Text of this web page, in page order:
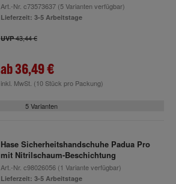
Art.-Nr. c73573637(5 Varianten verfügbar)
Lieferzeit: 3-5 Arbeitstage
UVP43,44 €
ab36,49 €
inkl. MwSt. (10 Stück pro Packung)
5 Varianten
Hase Sicherheitshandschuhe Padua Pro
mit Nitrilschaum-Beschichtung
Art.-Nr. c98026056(1 Variante verfügbar)
Lieferzeit: 3-5 Arbeitstage